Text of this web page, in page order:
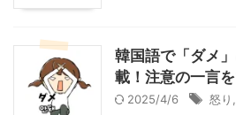
韓国語で「ダメ
載！注意の一言
2025/4/6 怒り